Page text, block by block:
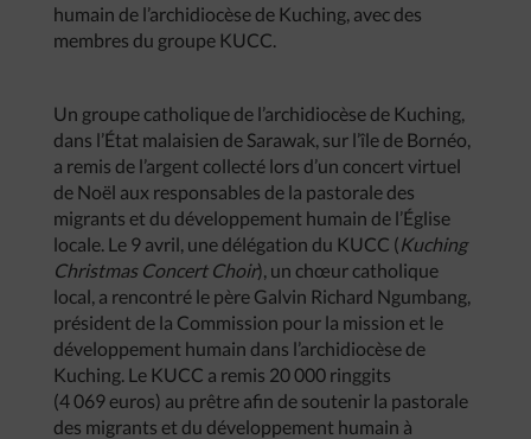
humain de l’archidiocèse de Kuching, avec des
membres du groupe KUCC.
Un groupe catholique de l’archidiocèse de Kuching,
dans l’État malaisien de Sarawak, sur l’île de Bornéo,
a remis de l’argent collecté lors d’un concert virtuel
de Noël aux responsables de la pastorale des
migrants et du développement humain de l’Église
locale. Le 9 avril, une délégation du KUCC (Kuching
Christmas Concert Choir), un chœur catholique
local, a rencontré le père Galvin Richard Ngumbang,
président de la Commission pour la mission et le
développement humain dans l’archidiocèse de
Kuching. Le KUCC a remis 20 000 ringgits
(4 069 euros) au prêtre afin de soutenir la pastorale
des migrants et du développement humain à